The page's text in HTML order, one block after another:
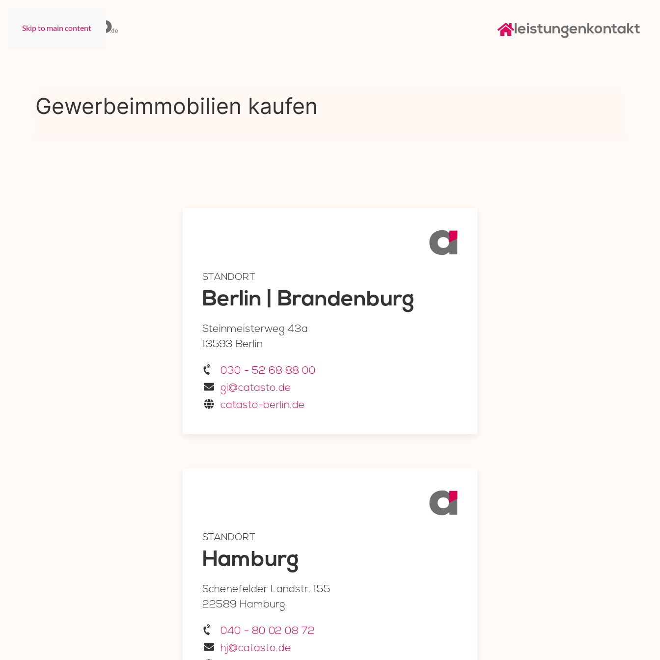
Skip to main content leistungenkontakt
Gewerbeimmobilien kaufen
STANDORT
Berlin | Brandenburg
Steinmeisterweg 43a
13593 Berlin
030 - 52 68 88 00
gi@catasto.de
catasto-berlin.de
STANDORT
Hamburg
Schenefelder Landstr. 155
22589 Hamburg
040 - 80 02 08 72
hj@catasto.de